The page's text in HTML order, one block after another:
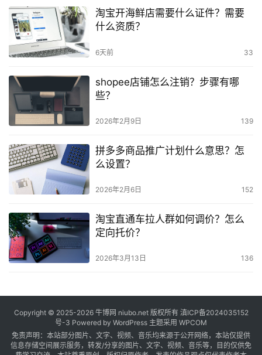
淘宝开海鲜店需要什么证件？需要
什么资质？
6天前 33
shopee店铺怎么注销？步骤有哪
些？
2026年2月9日 139
拼多多商品推广计划什么意思？怎
么设置？
2026年2月6日 152
淘宝直通车拉人群如何调价？怎么
定向托价？
2026年3月13日 136
Copyright © 2025-2026 牛博网 niubo.net 版权所有 滇ICP备2024035152
号-3 Powered by WordPress 主题采用 WPCOM
免责声明：本站部分图片、文字、视频、音乐均来源于公开网络，本站仅提供
信息存储空间展示服务，转发/分享的图片、文字、视频、音乐等，目的仅供免